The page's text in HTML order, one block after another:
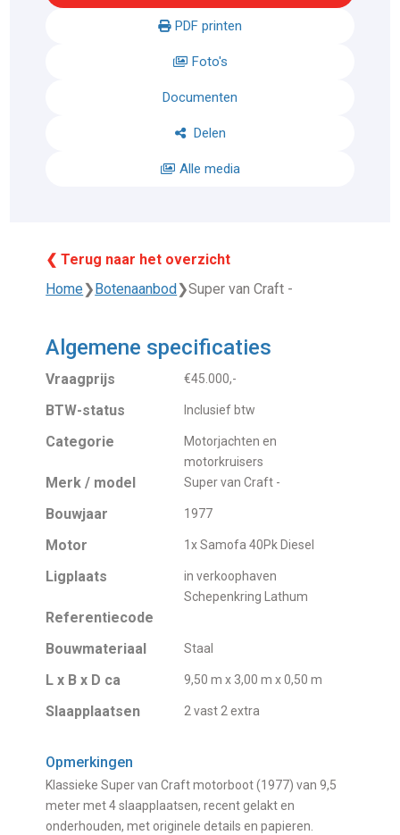
PDF printen
Foto's
Documenten
Delen
Alle media
❮ Terug naar het overzicht
Home❯ Botenaanbod ❯Super van Craft -
Algemene specificaties
Vraagprijs €45.000,-
BTW-status Inclusief btw
Categorie
Motorjachten en
motorkruisers
Merk / model Super van Craft -
Bouwjaar 1977
Motor 1x Samofa 40Pk Diesel
Ligplaats
in verkoophaven
Schepenkring Lathum
Referentiecode
Bouwmateriaal
Staal
L x B x D ca 9,50 m x 3,00 m x 0,50 m
Slaapplaatsen 2 vast 2 extra
Opmerkingen
Klassieke Super van Craft motorboot (1977) van 9,5
meter met 4 slaapplaatsen, recent gelakt en
onderhouden, met originele details en papieren.